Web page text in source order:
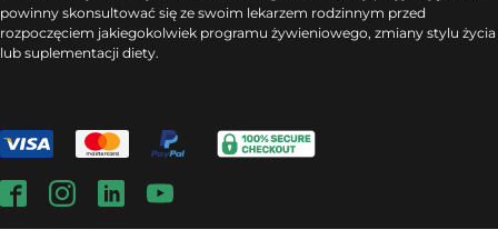
powinny skonsultować się ze swoim lekarzem rodzinnym przed
rozpoczęciem jakiegokolwiek programu żywieniowego, zmiany stylu życia
lub suplementacji diety.